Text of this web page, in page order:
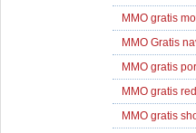
MMO gratis
MMO Gratis
MMO gratis
MMO gratis
MMO gratis